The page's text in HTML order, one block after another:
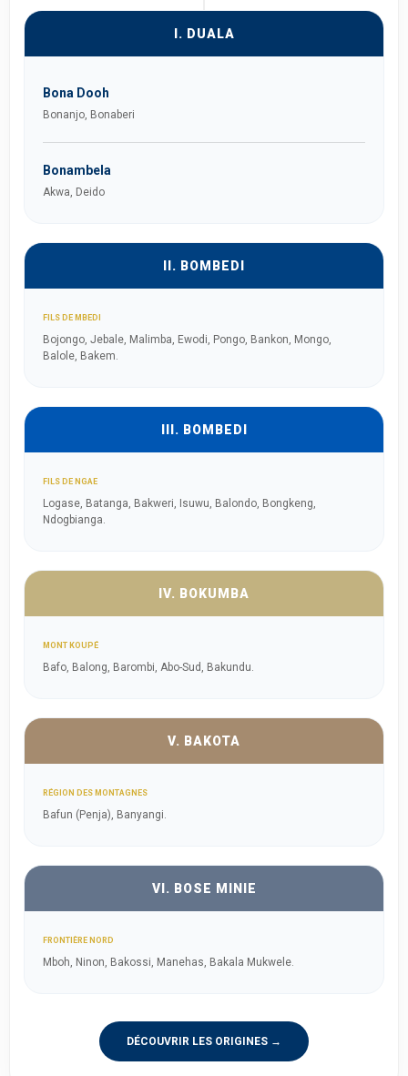
I. DUALA
Bona Dooh
Bonanjo, Bonaberi
Bonambela
Akwa, Deido
II. BOMBEDI
FILS DE MBEDI
Bojongo, Jebale, Malimba, Ewodi, Pongo, Bankon, Mongo,
Balole, Bakem.
III. BOMBEDI
FILS DE NGAE
Logase, Batanga, Bakweri, Isuwu, Balondo, Bongkeng,
Ndogbianga.
IV. BOKUMBA
MONT KOUPÉ
Bafo, Balong, Barombi, Abo-Sud, Bakundu.
V. BAKOTA
RÉGION DES MONTAGNES
Bafun (Penja), Banyangi.
VI. BOSE MINIE
FRONTIÈRE NORD
Mboh, Ninon, Bakossi, Manehas, Bakala Mukwele.
DÉCOUVRIR LES ORIGINES →